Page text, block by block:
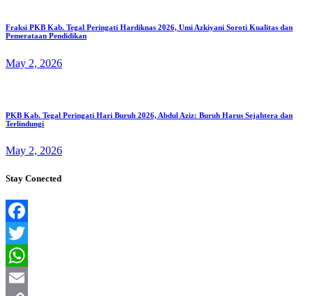
Fraksi PKB Kab. Tegal Peringati Hardiknas 2026, Umi Azkiyani Soroti Kualitas dan
Pemerataan Pendidikan
May 2, 2026
PKB Kab. Tegal Peringati Hari Buruh 2026, Abdul Aziz: Buruh Harus Sejahtera dan
Terlindungi
May 2, 2026
Stay Conected
Facebook
Twitter
WhatsApp